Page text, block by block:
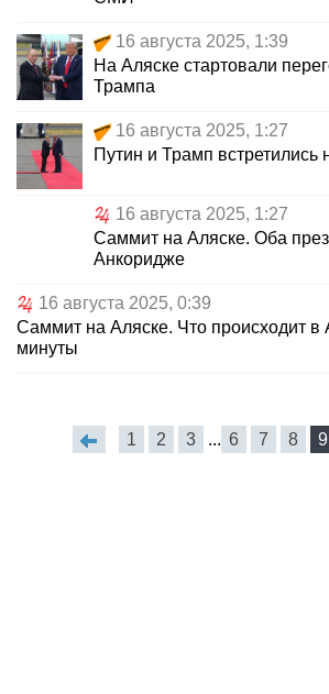
16 августа 2025, 1:39
На Аляске стартовали
Трампа
16 августа 2025, 1:27
Путин и Трамп встретились
16 августа 2025, 1:27
Саммит на Аляске. Оба
Анкоридже
16 августа 2025, 0:39
Саммит на Аляске. Что происходит в
минуты
1 2 3 ... 6 7 8 9